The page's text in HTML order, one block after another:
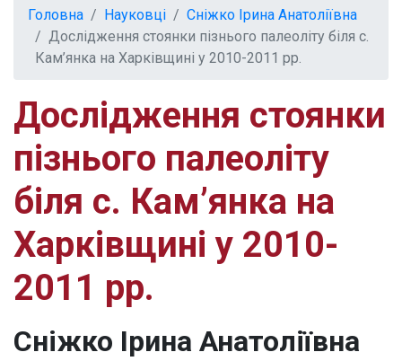
Головна Науковці
Сніжко Ірина Анатоліївна
Дослідження стоянки пізнього палеоліту біля с.
Кам’янка на Харківщині у 2010-2011 рр.
Дослідження стоянки
пізнього палеоліту
біля с. Кам’янка на
Харківщині у 2010-
2011 рр.
Сніжко Ірина Анатоліївна